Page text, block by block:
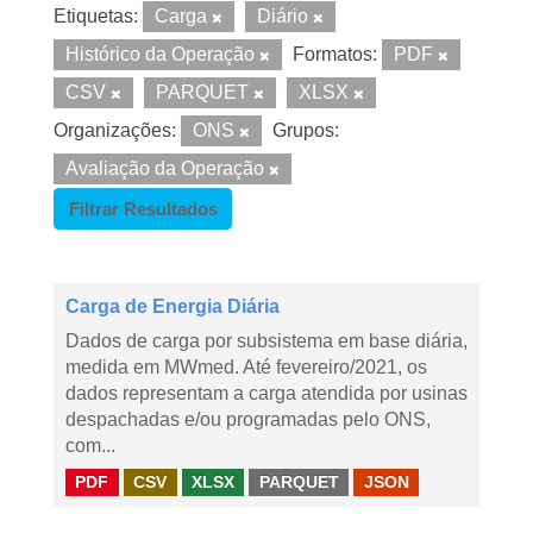
Etiquetas: Carga
Diário
Histórico da Operação
Formatos:
PDF
CSV
PARQUET
XLSX
Organizações:
ONS
Grupos:
Avaliação da Operação
Filtrar Resultados
Carga de Energia Diária
Dados de carga por subsistema em base diária,
medida em MWmed. Até fevereiro/2021, os
dados representam a carga atendida por usinas
despachadas e/ou programadas pelo ONS,
com...
PDF CSV XLSX PARQUET JSON